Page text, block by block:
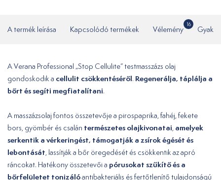
A termék leírása Kapcsolódó termékek Vélemény
16
A Verana Professional „Stop Cellulite” testmasszázs olaj
gondoskodik a cellulit csökkentéséről. Regenerálja, táplálja a
bőrt és segíti megfiatalítani.
A masszázsolaj fontos összetevője a pirospaprika, fahéj, fekete
bors, gyömbér és csalán természetes olajkivonatai amelyek
serkentik a vérkeringést, támogatják a zsírok égését és
lebontását , lassítják a bőr öregedését és csökkentik az apró
ráncokat. Hatékony összetevői a pórusokat szűkítő és a
bőrfelületet tonizálóantibakteriális és fertőtlenítő tulajdonságú